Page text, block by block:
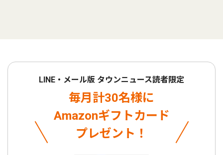
LINE・メール版 タウンニュース読者限定
毎月計30名様に
Amazonギフトカード
プレゼント！